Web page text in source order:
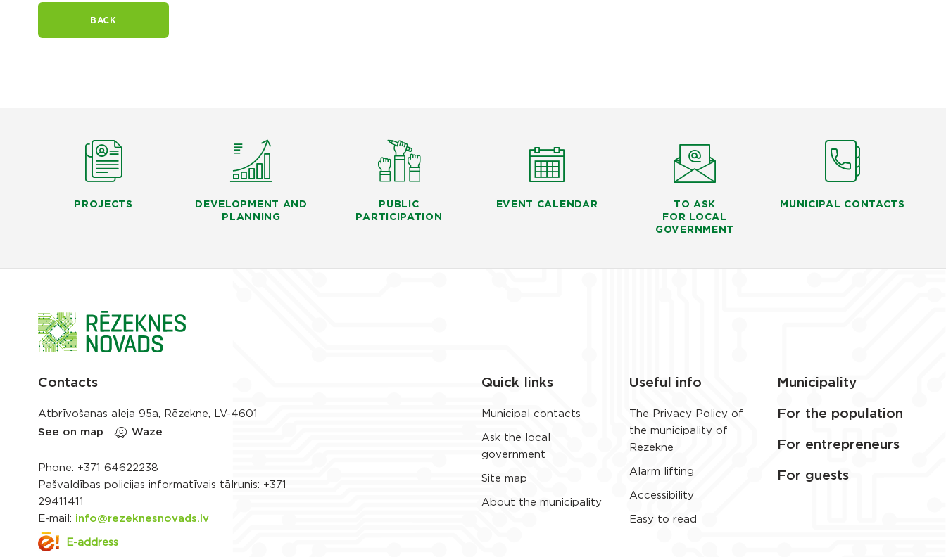
BACK
PROJECTS
DEVELOPMENT AND
PLANNING
PUBLIC
PARTICIPATION
EVENT CALENDAR
TO ASK
FOR LOCAL
GOVERNMENT
MUNICIPAL CONTACTS
Contacts
Atbrīvošanas aleja 95a, Rēzekne, LV-4601
See on map
Waze
Phone: +371 64622238
Pašvaldības policijas informatīvais tālrunis: +371
29411411
E-mail: info@rezeknesnovads.lv
E-address
Quick links
Municipal contacts
Ask the local
government
Site map
About the municipality
Useful info
The Privacy Policy of
the municipality of
Rezekne
Alarm lifting
Accessibility
Easy to read
Municipality
For the population
For entrepreneurs
For guests